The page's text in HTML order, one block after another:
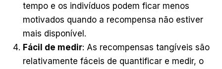
tempo e os indivíduos podem ficar menos
motivados quando a recompensa não estiver
mais disponível.
Fácil de medir: As recompensas tangíveis são
relativamente fáceis de quantificar e medir, o